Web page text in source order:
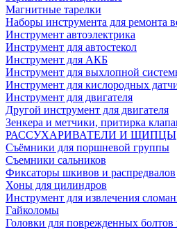
Магнитные тарелки
Наборы инструмента для ремонта
Инструмент автоэлектрика
Инструмент для автостекол
Инструмент для АКБ
Инструмент для выхлопной
Инструмент для кислородных
Инструмент для двигателя
Другой инструмент для двигателя
Зенкера и метчики, притирка
РАССУХАРИВАТЕЛИ И ЩИПЦЫ
Съёмники для поршневой группы
Съемники сальников
Фиксаторы шкивов и распредвалов
Хоны для цилиндров
Инструмент для извлечения
Гайколомы
Головки для поврежденных болтов